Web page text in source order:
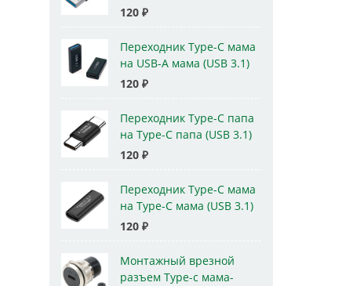
120 ₽
Переходник Type-C мама
на USB-A мама (USB 3.1)
120 ₽
Переходник Type-C папа
на Type-C папа (USB 3.1)
120 ₽
Переходник Type-C мама
на Type-C мама (USB 3.1)
120 ₽
Монтажный врезной
разъем Type-c мама-